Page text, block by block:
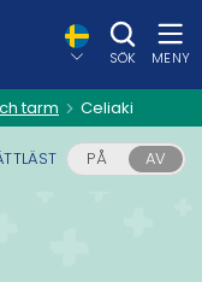
SÖK MENY
tarm Celiaki
PÅ AV